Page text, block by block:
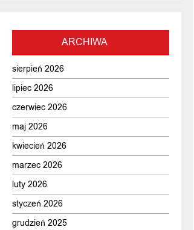
ARCHIWA
sierpień 2026
lipiec 2026
czerwiec 2026
maj 2026
kwiecień 2026
marzec 2026
luty 2026
styczeń 2026
grudzień 2025